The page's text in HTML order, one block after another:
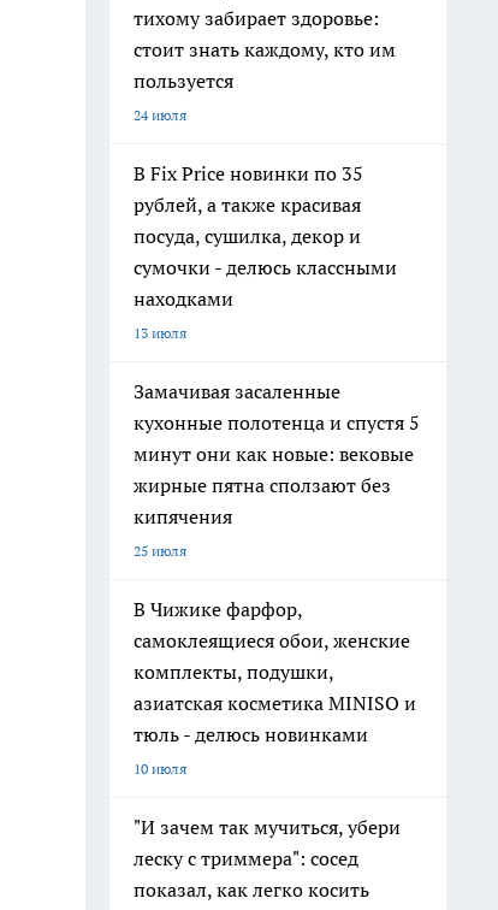
тихому забирает здоровье:
стоит знать каждому, кто им
пользуется
24 июля
В Fix Price новинки по 35
рублей, а также красивая
посуда, сушилка, декор и
сумочки - делюсь классными
находками
13 июля
Замачивая засаленные
кухонные полотенца и спустя 5
минут они как новые: вековые
жирные пятна сползают без
кипячения
25 июля
В Чижике фарфор,
самоклеящиеся обои, женские
комплекты, подушки,
азиатская косметика MINISO и
тюль - делюсь новинками
10 июля
"И зачем так мучиться, убери
леску с триммера": сосед
показал, как легко косить